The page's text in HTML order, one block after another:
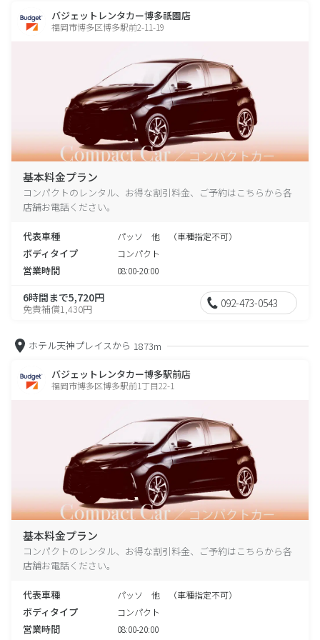
バジェットレンタカー博多祇園店
福岡市博多区博多駅前2-11-19
基本料金プラン
コンパクトのレンタル、お得な割引料金、ご予約はこちらから各
店舗お電話ください。
代表車種 パッソ 他 （車種指定不可）
ボディタイプ コンパクト
営業時間 08:00-20:00
6時間まで5,720円
免責補償1,430円 092-473-0543
ホテル天神プレイスから 1873m
バジェットレンタカー博多駅前店
福岡市博多区博多駅前1丁目22-1
基本料金プラン
コンパクトのレンタル、お得な割引料金、ご予約はこちらから各
店舗お電話ください。
代表車種 パッソ 他 （車種指定不可）
ボディタイプ コンパクト
営業時間 08:00-20:00